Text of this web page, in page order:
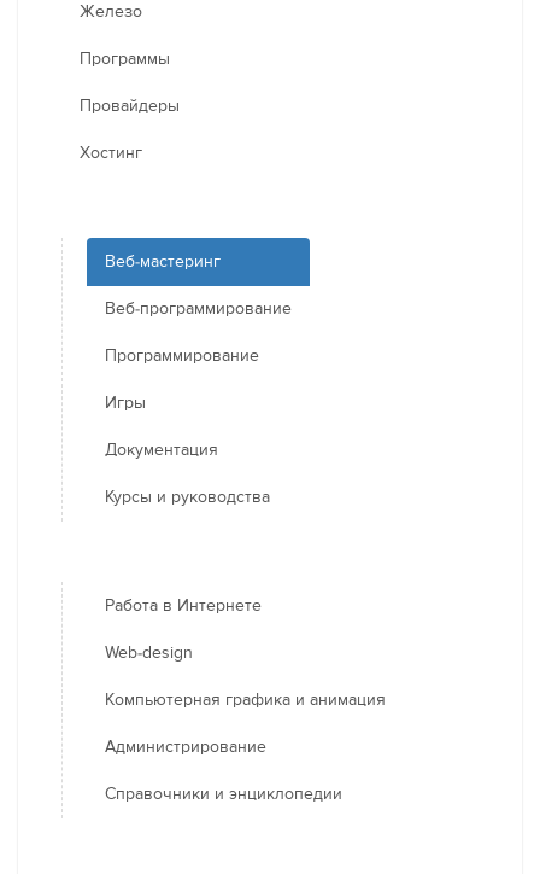
Железо
Программы
Провайдеры
Хостинг
Веб-мастеринг
Веб-программирование
Программирование
Игры
Документация
Курсы и руководства
Работа в Интернете
Web-design
Компьютерная графика и анимация
Администрирование
Справочники и энциклопедии